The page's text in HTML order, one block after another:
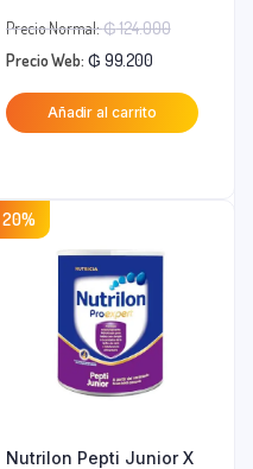
Precio Normal:₲124.000El
original
era:
Precio Web: ₲ 99.200
precio
actual
Añadir al carrito
20%
Nutrilon Pepti Junior X